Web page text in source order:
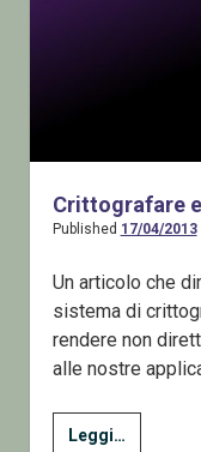
Crittografare
Published 17/04/2013
Un articolo che
sistema di
rendere non
alle nostre
Leggi…